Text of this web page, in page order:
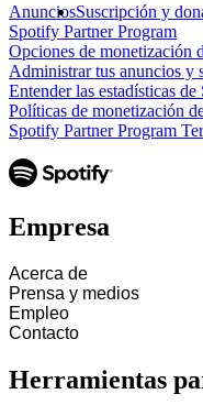
AnunciosSuscripción y
Spotify Partner Program
Opciones de monetización
Administrar tus anuncios y
Entender las estadísticas
Políticas de monetización
Spotify Partner Program
Empresa
Acerca de
Prensa y medios
Empleo
Contacto
Herramientas